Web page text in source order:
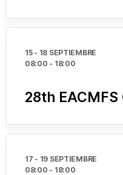
15 - 18 SEPTIEMBRE
08:00 - 18:00
28th EACMFS
17 - 19 SEPTIEMBRE
08:00 - 18:00